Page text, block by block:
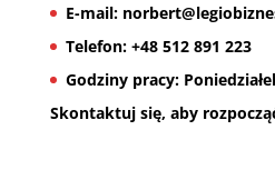
E-mail:
Telefon:+48 512 891 223
Godziny pracy:
Skontaktuj się, aby